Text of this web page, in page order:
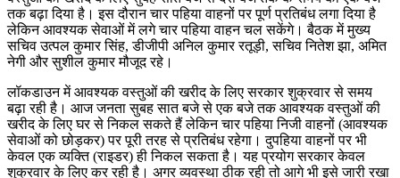
तक बढ़ा दिया है। इस दौरान चार पहिया वाहनों पर पूर्ण प्रतिबंध लगा दिया है
लेकिन आवश्यक सेवाओं में लगे चार पहिया वाहन चल सकेंगे। बैठक में मुख्य
सचिव उत्पल कुमार सिंह, डीजीपी अनिल कुमार रतूड़ी, सचिव नितेश झा, अमित
नेगी और सुशील कुमार मौजूद रहे।
लॉकडाउन में आवश्यक वस्तुओं की खरीद के लिए सरकार शुक्रवार से समय
बढ़ा रही है। आज जनता सुबह सात बजे से एक बजे तक आवश्यक वस्तुओं की
खरीद के लिए घर से निकल सकते हैं लेकिन चार पहिया निजी वाहनों (आवश्यक
सेवाओं को छोड़कर) पर पूरी तरह से प्रतिबंध रहेगा। दुपहिया वाहनों पर भी
केवल एक व्यक्ति (राइडर) ही निकल सकता है। यह प्रयोग सरकार केवल
शुक्रवार के लिए कर रही है। अगर व्यवस्था ठीक रही तो आगे भी इसे जारी रखा